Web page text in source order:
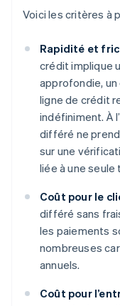
Voici les critères à
Rapidité et
crédit implique
approfondie, un
ligne de crédit
indéfiniment. À
différé ne
sur une
liée à une seule
Coût pour le
différé sans
les paiements
nombreuses
annuels.
Coût pour